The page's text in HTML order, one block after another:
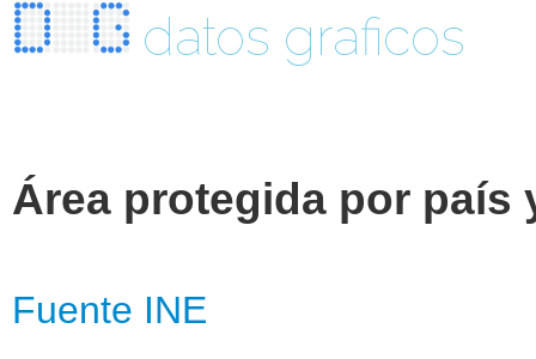
datos graficos
Área protegida por país
Fuente INE